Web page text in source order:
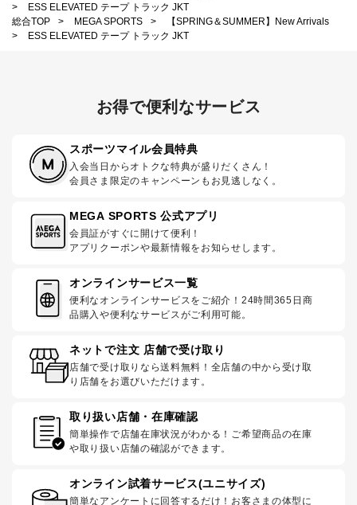
>
ESS ELEVATED テープ トラック JKT
総合TOP
> MEGA SPORTS >
【SPRING＆SUMMER】New Arrivals
>
ESS ELEVATED テープ トラック JKT
お得で便利なサービス
スポーツマイル会員特典
入会当日からオトクな特典が盛りだくさん！
会員さま限定のキャンペーンもお見逃しなく。
MEGA SPORTS 公式アプリ
会員証がすぐに開けて便利！
アプリクーポンや最新情報をお知らせします。
オンラインサービス一覧
便利なオンラインサービスをご紹介！24時間365日商
品購入や便利なサービスがご利用可能。
ネットで注文 店舗で受け取り
店舗で受け取りなら送料無料！全店舗の中から受け取
り店舗をお選びいただけます。
取り扱い店舗・在庫確認
簡単操作で店舗在庫状況がわかる！ご希望商品の在庫
や取り扱い店舗の確認ができます。
オンライン試着サービス(ユニサイズ)
簡単なアンケートに回答するだけ！お客さまの体型に